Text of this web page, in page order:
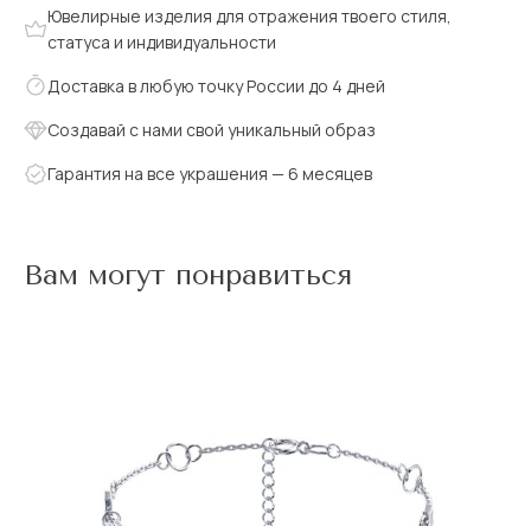
Ювелирные изделия для отражения твоего стиля,
статуса и индивидуальности
Доставка в любую точку России до 4 дней
Создавай с нами свой уникальный образ
Гарантия на все украшения — 6 месяцев
Вам могут понравиться